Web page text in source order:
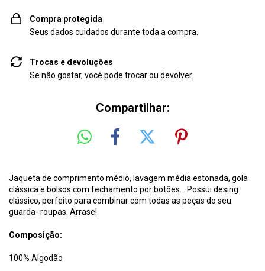
Compra protegida
Seus dados cuidados durante toda a compra.
Trocas e devoluções
Se não gostar, você pode trocar ou devolver.
Compartilhar:
Jaqueta de comprimento médio, lavagem média estonada, gola
clássica e bolsos com fechamento por botões. . Possui desing
clássico, perfeito para combinar com todas as peças do seu
guarda- roupas. Arrase!
Composição:
100% Algodão